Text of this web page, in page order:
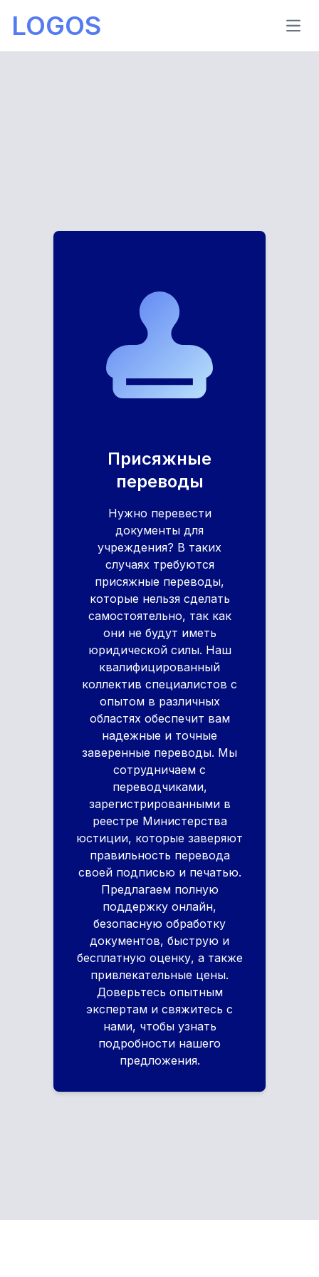
LOGOS
Присяжные
переводы
Нужно перевести
документы для
учреждения? В таких
случаях требуются
присяжные переводы,
которые нельзя сделать
самостоятельно, так как
они не будут иметь
юридической силы. Наш
квалифицированный
коллектив специалистов с
опытом в различных
областях обеспечит вам
надежные и точные
заверенные переводы. Мы
сотрудничаем с
переводчиками,
зарегистрированными в
реестре Министерства
юстиции, которые заверяют
правильность перевода
своей подписью и печатью.
Предлагаем полную
поддержку онлайн,
безопасную обработку
документов, быструю и
бесплатную оценку, а также
привлекательные цены.
Доверьтесь опытным
экспертам и свяжитесь с
нами, чтобы узнать
подробности нашего
предложения.